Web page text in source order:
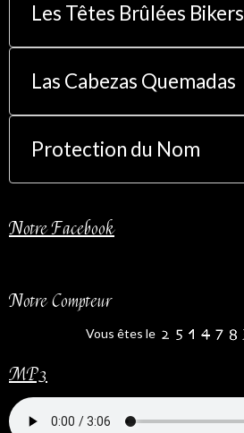
Les Têtes Brûlées Bikers
Las Cabezas Quemadas
Protection du Nom
Notre Facebook
Notre Compteur
Vous êtes le
MP3